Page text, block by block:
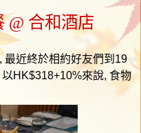
@ 合和酒店
,最近終於相約好友們到 19
以HK$318+10%來說, 食物